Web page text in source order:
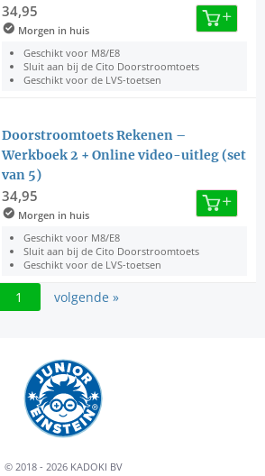
34,95
Morgen in huis
Geschikt voor M8/E8
Sluit aan bij de Cito Doorstroomtoets
Geschikt voor de LVS-toetsen
Doorstroomtoets Rekenen –
Werkboek 2 + Online video-uitleg (set
van 5)
34,95
Morgen in huis
Geschikt voor M8/E8
Sluit aan bij de Cito Doorstroomtoets
Geschikt voor de LVS-toetsen
1 volgende »
© 2018 - 2026 KADOKI BV